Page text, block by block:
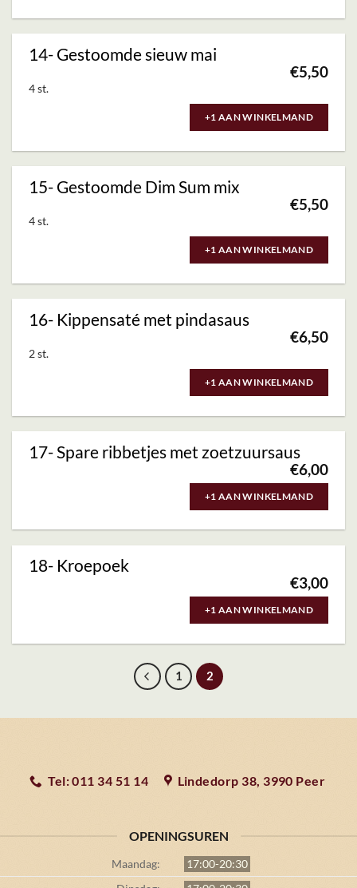
14- Gestoomde sieuw mai
€5,50
4 st.
+1 AAN WINKELMAND
15- Gestoomde Dim Sum mix
€5,50
4 st.
+1 AAN WINKELMAND
16- Kippensaté met pindasaus
€6,50
2 st.
+1 AAN WINKELMAND
17- Spare ribbetjes met zoetzuursaus
€6,00
+1 AAN WINKELMAND
18- Kroepoek
€3,00
+1 AAN WINKELMAND
1 2
Tel: 011 34 51 14 Lindedorp 38, 3990 Peer
OPENINGSUREN
Maandag:
17:00-20:30